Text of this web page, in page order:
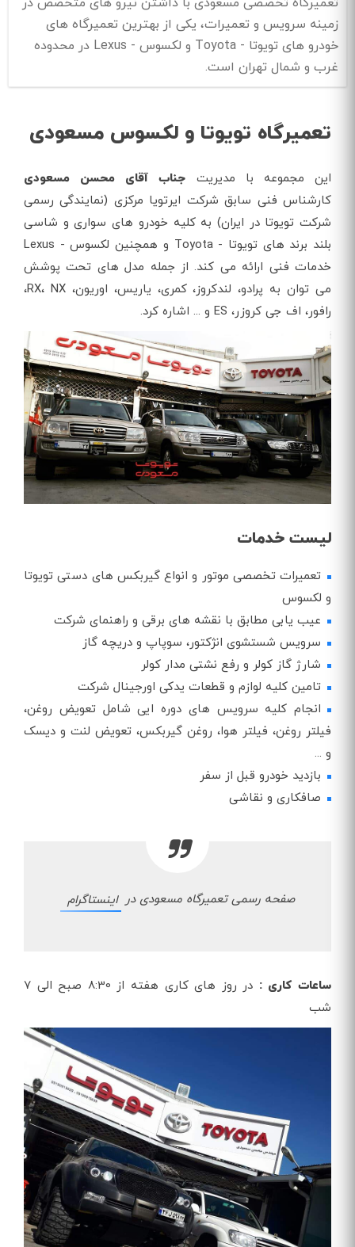
زمینه سرویس و تعمیرات، یکی از بهترین تعمیرگاه های
خودرو های تویوتا - Toyota و لکسوس - Lexus در محدوده
غرب و شمال تهران است.
تعمیرگاه تویوتا و لکسوس مسعودی
این مجموعه با مدیریت جناب آقای محسن مسعودی
کارشناس فنی سابق شرکت ایرتویا مرکزی (نمایندگی رسمی
شرکت تویوتا در ایران) به کلیه خودرو های سواری و شاسی
بلند برند های تویوتا - Toyota و همچنین لکسوس - Lexus
خدمات فنی ارائه می کند. از جمله مدل های تحت پوشش
می توان به پرادو، لندکروز، کمری، یاریس، اوریون، RX، NX،
رافور، اف جی کروزر، ES و ... اشاره کرد.
لیست خدمات
تعمیرات تخصصی موتور و انواع گیربکس های دستی تویوتا
و لکسوس
عیب یابی مطابق با نقشه های برقی و راهنمای شرکت
سرویس شستشوی انژکتور، سوپاپ و دریچه گاز
شارژ گاز کولر و رفع نشتی مدار کولر
تامین کلیه لوازم و قطعات یدکی اورجینال شرکت
انجام کلیه سرویس های دوره ایی شامل تعویض روغن،
فیلتر روغن، فیلتر هوا، روغن گیربکس، تعویض لنت و دیسک
و ...
بازدید خودرو قبل از سفر
صافکاری و نقاشی
صفحه رسمی تعمیرگاه مسعودی در اینستاگرام
ساعات کاری :
در روز های کاری هفته از 8:30 صبح الی 7
شب